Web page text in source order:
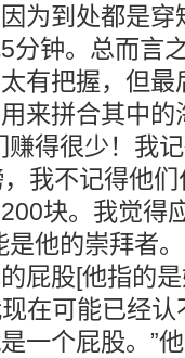
为到处都是
分钟。总而言
有把握，但
来拼合其中的
得很少！我
，我不记得他
块。我觉得
他的崇拜者
屁股[他指的是
现在可能已经
一个屁股。”